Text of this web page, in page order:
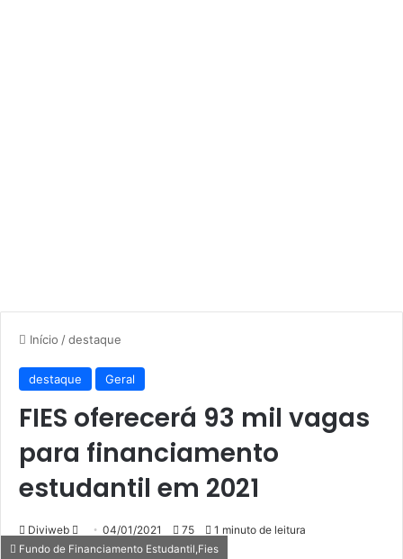
Início /destaque
destaque Geral
FIES oferecerá 93 mil vagas
para financiamento
estudantil em 2021
Diviweb
Mande
um
04/01/2021 75 1 minuto de leitura
Fundo de Financiamento Estudantil,Fies